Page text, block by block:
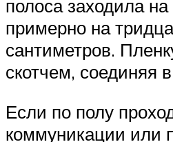
полоса заходила
примерно на
сантиметров.
скотчем, соединяя
Если по полу
коммуникации или